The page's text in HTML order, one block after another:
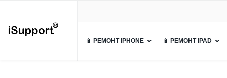
📱 РЕМОНТ IPHONE 📱 РЕМОНТ IPAD